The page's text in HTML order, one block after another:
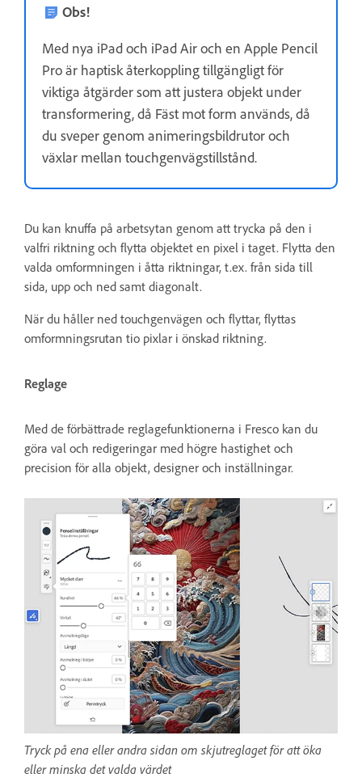
Obs!
Med nya iPad och iPad Air och en Apple Pencil
Pro är haptisk återkoppling tillgängligt för
viktiga åtgärder som att justera objekt under
transformering, då Fäst mot form används, då
du sveper genom animeringsbildrutor och
växlar mellan touchgenvägstillstånd.
Du kan knuffa på arbetsytan genom att trycka på den i
valfri riktning och flytta objektet en pixel i taget. Flytta den
valda omformningen i åtta riktningar, t.ex. från sida till
sida, upp och ned samt diagonalt.
När du håller ned touchgenvägen och flyttar, flyttas
omformningsrutan tio pixlar i önskad riktning.
Reglage
Med de förbättrade reglagefunktionerna i Fresco kan du
göra val och redigeringar med högre hastighet och
precision för alla objekt, designer och inställningar.
Tryck på ena eller andra sidan om skjutreglaget för att öka
eller minska det valda värdet